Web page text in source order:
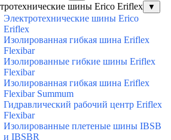
шины Erico Eriflex ▼
Электротехнические шины Erico
Eriflex
Изолированная гибкая шина Eriflex
Flexibar
Изолированные гибкие шины Eriflex
Flexibar
Изолированная гибкая шина Eriflex
Flexibar Summum
Гидравлический рабочий центр Eriflex
Flexibar
Изолированные плетеные шины IBSB
и IBSBR